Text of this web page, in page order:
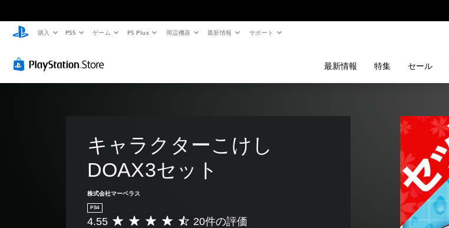
購入 PS5 ゲーム PS Plus 周辺機器 最新情報 サポート
最新情報 特集 セール
キャラクターこけし
DOAX3セット
株式会社マーベラス
PS4
評
4.55 20件の評価